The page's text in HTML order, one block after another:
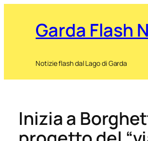
Garda Flash
Notizie flash dal Lago di Garda
Inizia a